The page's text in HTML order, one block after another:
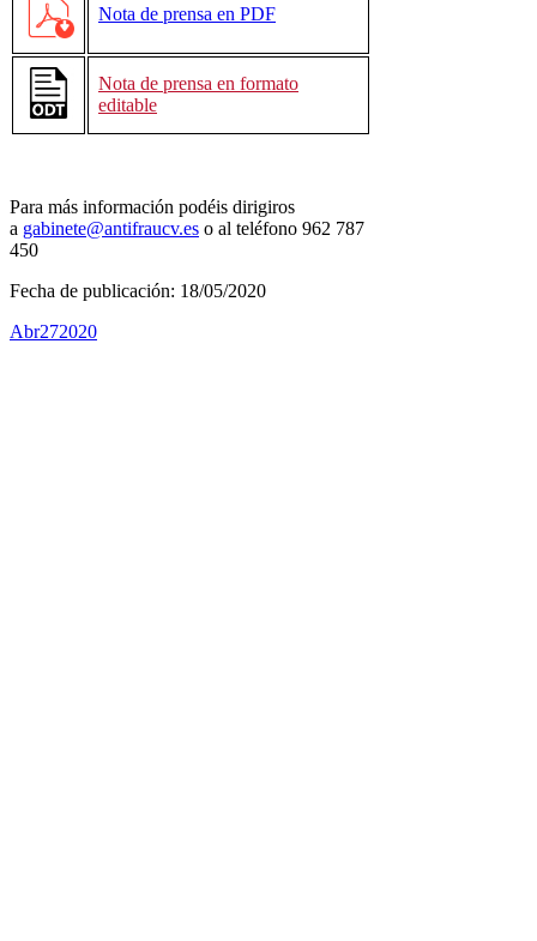
Nota de prensa en PDF
Nota de prensa en formato
editable
Para más información podéis dirigiros
a gabinete@antifraucv.es o al teléfono 962 787
450
Fecha de publicación: 18/05/2020
Abr272020